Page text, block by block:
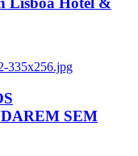
335x256.jpg
SEM